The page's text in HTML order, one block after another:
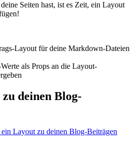
Seiten hast, ist es Zeit, ein Layout
Layout für deine Markdown-Dateien
als Props an die Layout-
deinen Blog-
Layout zu deinen Blog-Beiträgen